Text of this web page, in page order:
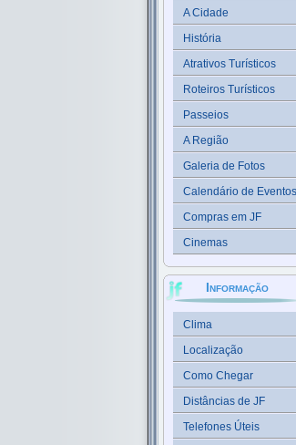
A Cidade
História
Atrativos Turísticos
Roteiros Turísticos
Passeios
A Região
Galeria de Fotos
Calendário de Eventos
Compras em JF
Cinemas
Informação
Clima
Localização
Como Chegar
Distâncias de JF
Telefones Úteis